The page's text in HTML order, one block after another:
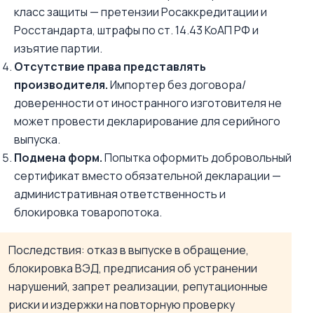
класс защиты — претензии Росаккредитации и
Росстандарта, штрафы по ст. 14.43 КоАП РФ и
изъятие партии.
Отсутствие права представлять
производителя.Импортер без договора/
доверенности от иностранного изготовителя не
может провести декларирование для серийного
выпуска.
Подмена форм.Попытка оформить добровольный
сертификат вместо обязательной декларации —
административная ответственность и
блокировка товаропотока.
Последствия: отказ в выпуске в обращение,
блокировка ВЭД, предписания об устранении
нарушений, запрет реализации, репутационные
риски и издержки на повторную проверку